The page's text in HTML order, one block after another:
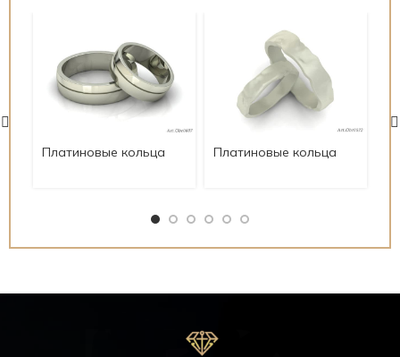
Платиновые кольца
Платиновые кольца